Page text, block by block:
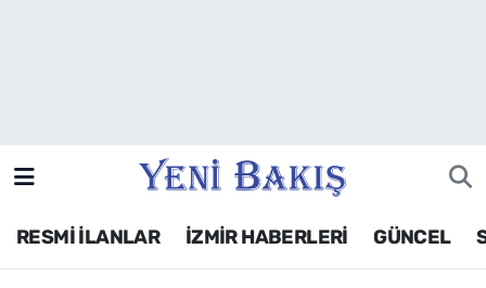
RESMİ İLANLAR İZMİR HABERLERİ GÜNCEL
Siyaset